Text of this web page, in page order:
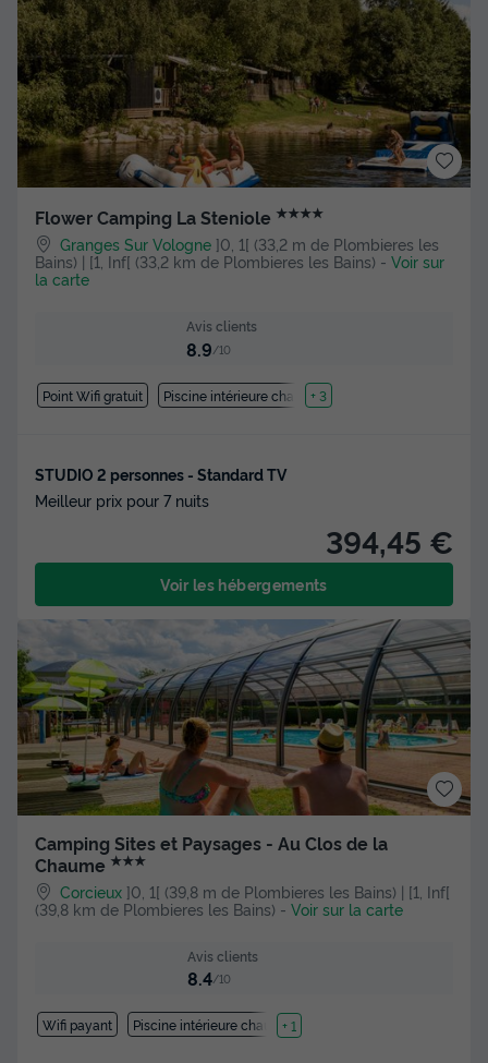
Flower Camping La Steniole ★★★★
Granges Sur Vologne ]0, 1[ (33,2 m de Plombieres les
Bains) | [1, Inf[ (33,2 km de Plombieres les Bains) - Voir sur
la carte
Avis clients
8.9/10
Point Wifi gratuit Piscine intérieure chauffée
+ 3
STUDIO 2 personnes - Standard TV
Meilleur prix pour 7 nuits
394,45 €
Voir les hébergements
Camping Sites et Paysages - Au Clos de la
Chaume ★★★
Corcieux ]0, 1[ (39,8 m de Plombieres les Bains) | [1, Inf[
(39,8 km de Plombieres les Bains) - Voir sur la carte
Avis clients
8.4/10
Wifi payant Piscine intérieure chauffée
+ 1